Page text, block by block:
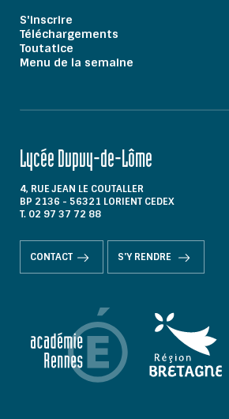
S'inscrire
Téléchargements
Toutatice
Menu de la semaine
Lycée Dupuy-de-Lôme
4, RUE JEAN LE COUTALLER
BP 2136 - 56321 LORIENT CEDEX
T. 02 97 37 72 88
CONTACT S'Y RENDRE